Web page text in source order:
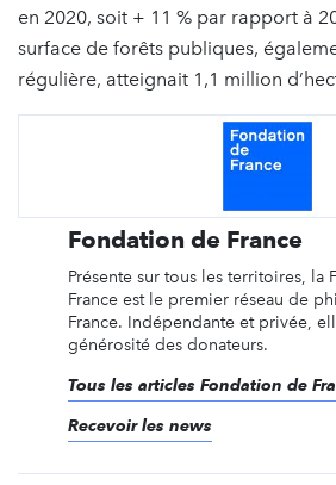
en 2020, soit + 11 % par rapport à
surface de forêts publiques,
régulière, atteignait 1,1 million
Fondation de France
Présente sur tous les territoires, la
France est le premier réseau de
France. Indépendante et privée,
générosité des donateurs.
Tous les articles Fondation de
Recevoir les news